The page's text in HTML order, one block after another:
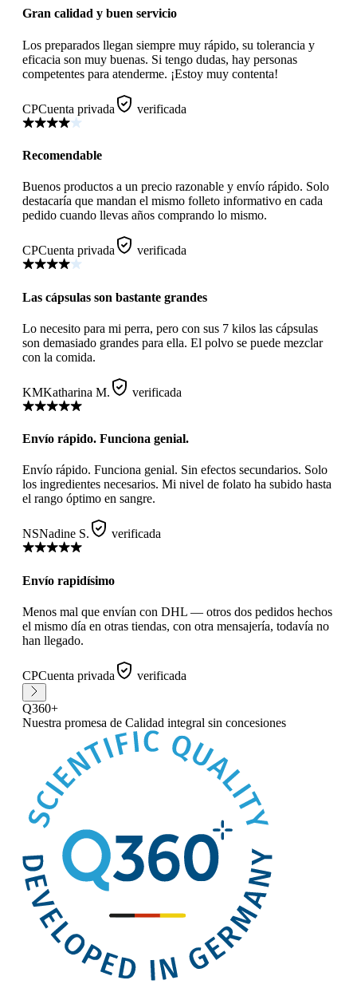
Gran calidad y buen servicio
Los preparados llegan siempre muy rápido, su tolerancia y
eficacia son muy buenas. Si tengo dudas, hay personas
competentes para atenderme. ¡Estoy muy contenta!
CPCuenta privada verificada
Recomendable
Buenos productos a un precio razonable y envío rápido. Solo
destacaría que mandan el mismo folleto informativo en cada
pedido cuando llevas años comprando lo mismo.
CPCuenta privada verificada
Las cápsulas son bastante grandes
Lo necesito para mi perra, pero con sus 7 kilos las cápsulas
son demasiado grandes para ella. El polvo se puede mezclar
con la comida.
KMKatharina M. verificada
Envío rápido. Funciona genial.
Envío rápido. Funciona genial. Sin efectos secundarios. Solo
los ingredientes necesarios. Mi nivel de folato ha subido hasta
el rango óptimo en sangre.
NSNadine S. verificada
Envío rapidísimo
Menos mal que envían con DHL — otros dos pedidos hechos
el mismo día en otras tiendas, con otra mensajería, todavía no
han llegado.
CPCuenta privada verificada
Q360+
Nuestra promesa de Calidad integral sin concesiones